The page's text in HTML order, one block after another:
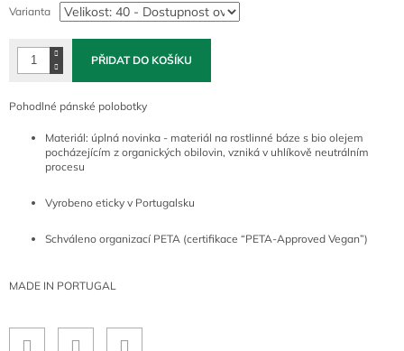
cena:
Varianta
PŘIDAT DO KOŠÍKU
Pohodlné pánské polobotky
Materiál: úplná novinka - materiál na rostlinné báze s bio olejem
pocházejícím z organických obilovin, vzniká v uhlíkově neutrálním
procesu
Vyrobeno eticky v Portugalsku
Schváleno organizací PETA (certifikace “PETA-Approved Vegan”)
MADE IN PORTUGAL